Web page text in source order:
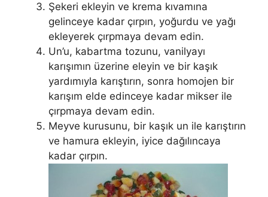
Şekeri ekleyin ve krema kıvamına
gelinceye kadar çırpın, yoğurdu ve yağı
ekleyerek çırpmaya devam edin.
Un’u, kabartma tozunu, vanilyayı
karışımın üzerine eleyin ve bir kaşık
yardımıyla karıştırın, sonra homojen bir
karışım elde edinceye kadar mikser ile
çırpmaya devam edin.
Meyve kurusunu, bir kaşık un ile karıştırın
ve hamura ekleyin, iyice dağılıncaya
kadar çırpın.